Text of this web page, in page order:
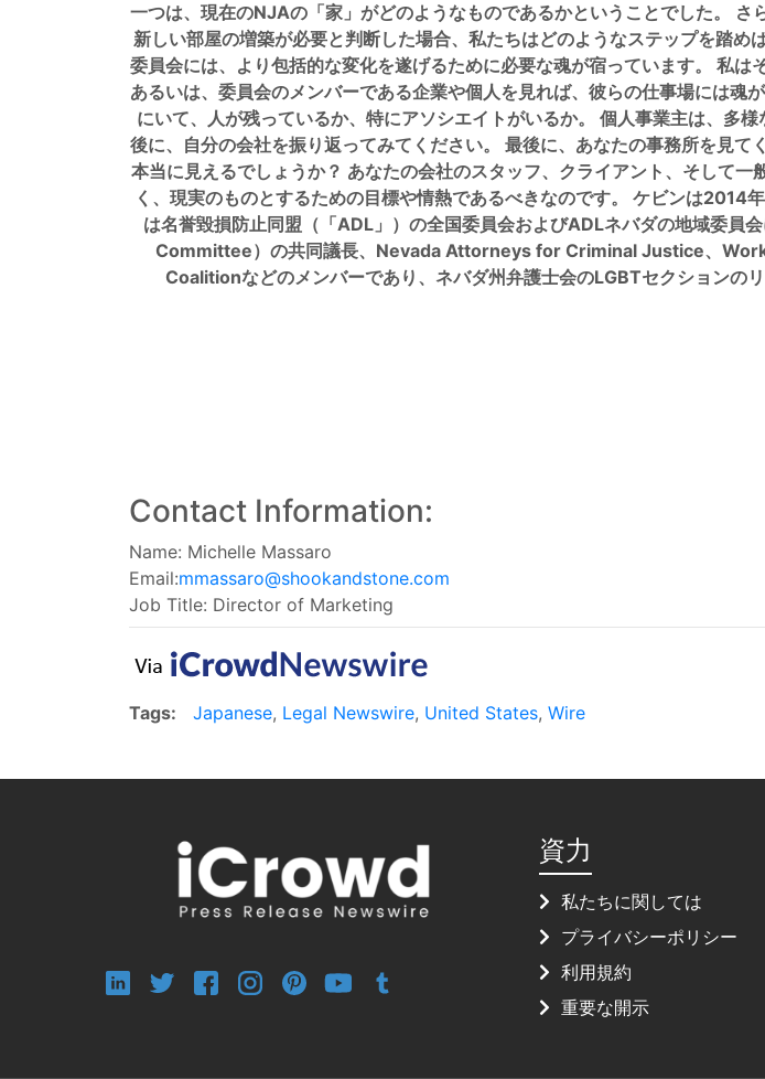
一つは、現在のNJAの「家」がどのようなものであるかということでした。
新しい部屋の増築が必要と判断した場合、私たちはどのようなステップを踏
委員会には、より包括的な変化を遂げるために必要な魂が宿っています。 私は
あるいは、委員会のメンバーである企業や個人を見れば、彼らの仕事場には
にいて、人が残っているか、特にアソシエイトがいるか。 個人事業主は、多
後に、自分の会社を振り返ってみてください。 最後に、あなたの事務所を見
本当に見えるでしょうか？ あなたの会社のスタッフ、クライアント、そして
く、現実のものとするための目標や情熱であるべきなのです。 ケビンは
は名誉毀損防止同盟（「ADL」）の全国委員会およびADLネバダの地域委
Committee）の共同議長、Nevada Attorneys for Criminal Justice、
Coalitionなどのメンバーであり、ネバダ州弁護士会のLGBTセクションの
Contact Information:
Name: Michelle Massaro
Email:mmassaro@shookandstone.com
Job Title: Director of Marketing
Tags:
Japanese, Legal Newswire, United States, Wire
資力
私たちに関しては
プライバシーポリシー
利用規約
重要な開示